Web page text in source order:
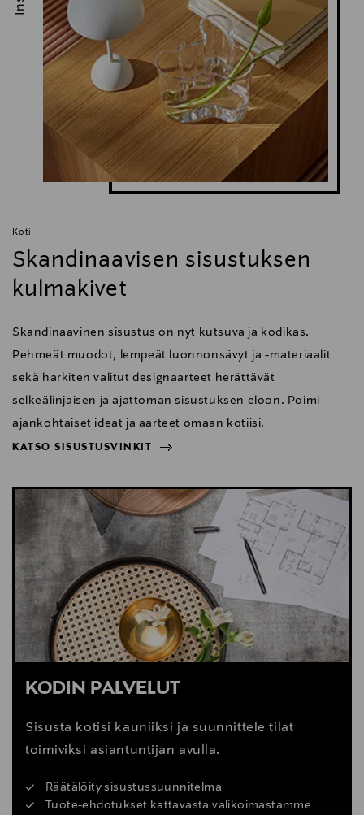
Koti
Skandinaavisen sisustuksen
kulmakivet
Skandinaavinen sisustus on nyt kutsuva ja kodikas.
Pehmeät muodot, lempeät luonnonsävyt ja -materiaalit
sekä harkiten valitut designaarteet herättävät
selkeälinjaisen ja ajattoman sisustuksen eloon. Poimi
ajankohtaiset ideat ja aarteet omaan kotiisi.
KATSO SISUSTUSVINKIT
KATSO SISUSTUSVINKIT
KODIN PALVELUT
Sisusta kotisi kauniiksi ja suunnittele tilat
toimiviksi asiantuntijan avulla.
Räätälöity sisustussuunnitelma
Tuote-ehdotukset kattavasta valikoimastamme